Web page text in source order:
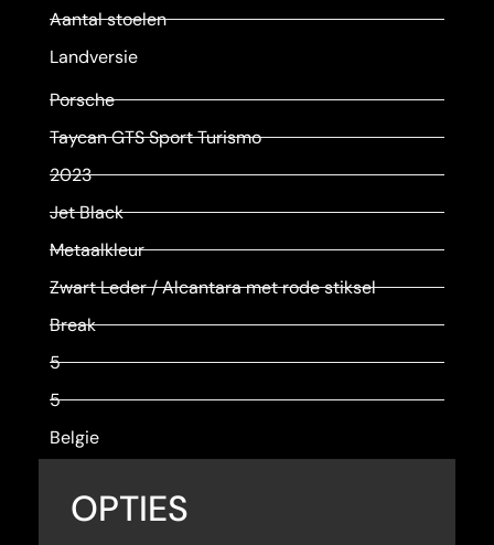
Aantal stoelen
Landversie
Porsche
Taycan GTS Sport Turismo
2023
Jet Black
Metaalkleur
Zwart Leder / Alcantara met rode stiksel
Break
5
5
Belgie
OPTIES